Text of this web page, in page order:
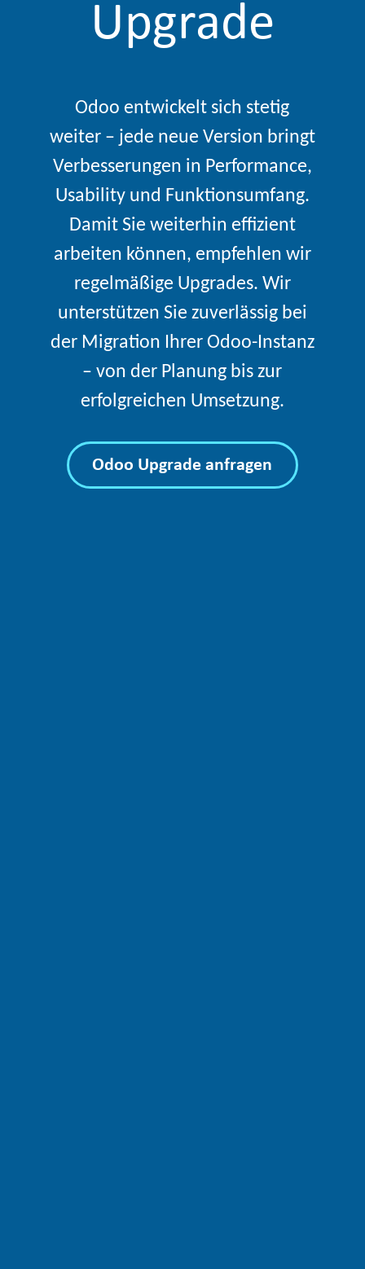
Upgrade
Odoo entwickelt sich stetig
weiter – jede neue Version bringt
Verbesserungen in Performance,
Usability und Funktionsumfang.
Damit Sie weiterhin effizient
arbeiten können, empfehlen wir
regelmäßige Upgrades. Wir
unterstützen Sie zuverlässig bei
der Migration Ihrer Odoo-Instanz
– von der Planung bis zur
erfolgreichen Umsetzung.
Odoo Upgrade anfragen